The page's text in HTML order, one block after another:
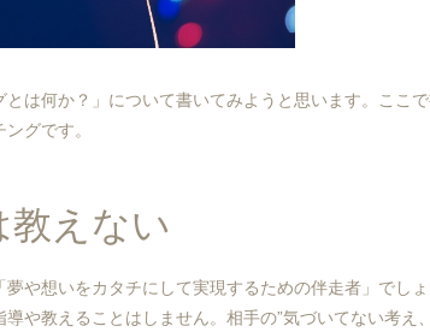
は何か？」について書いてみようと思います。ここ
グです。
教えない
や想いをカタチにして実現するための伴走者」でし
や教えることはしません。相手の”気づいてない考え